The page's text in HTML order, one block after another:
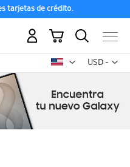
tarjetas de crédito.
USD -
dólar
Mi carrito